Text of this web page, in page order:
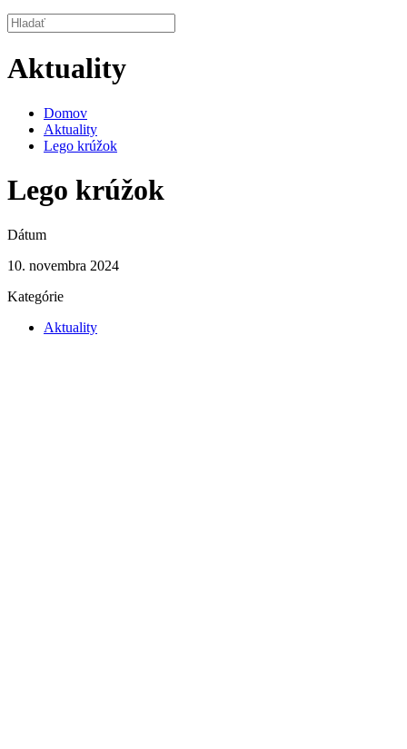
Aktuality
Domov
Aktuality
Lego krúžok
Lego krúžok
Dátum
10. novembra 2024
Kategórie
Aktuality